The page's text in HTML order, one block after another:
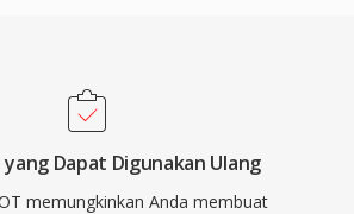
Dapat Digunakan Ulang
memungkinkan Anda membuat